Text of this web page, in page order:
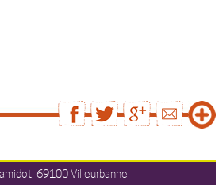
69100 Villeurbanne